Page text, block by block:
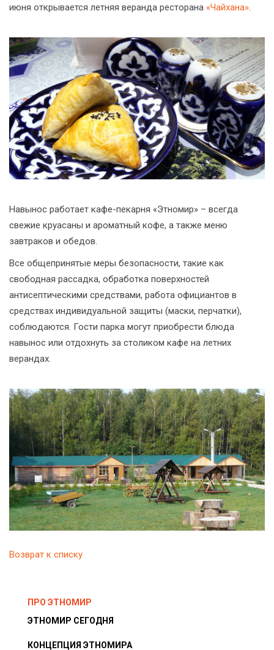
июня открывается летняя веранда ресторана «Чайхана».
Навынос работает кафе-пекарня «Этномир» – всегда
свежие круасаны и ароматный кофе, а также меню
завтраков и обедов.
Все общепринятые меры безопасности, такие как
свободная рассадка, обработка поверхностей
антисептическими средствами, работа официантов в
средствах индивидуальной защиты (маски, перчатки),
соблюдаются. Гости парка могут приобрести блюда
навынос или отдохнуть за столиком кафе на летних
верандах.
Возврат к списку
ПРО ЭТНОМИР
ЭТНОМИР СЕГОДНЯ
КОНЦЕПЦИЯ ЭТНОМИРА